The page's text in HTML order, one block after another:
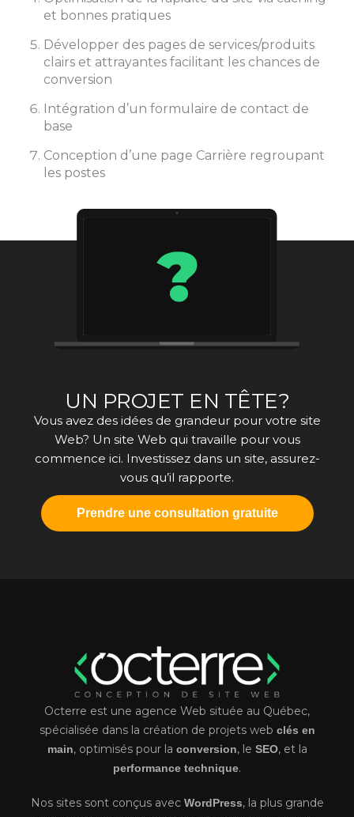
et bonnes pratiques
Développer des pages de services/produits
clairs et attrayantes facilitant les chances de
conversion
Intégration d’un formulaire de contact de
base
Conception d’une page Carrière regroupant
les postes
UN PROJET EN TÊTE?
Vous avez des idées de grandeur pour votre site
Web? Un site Web qui travaille pour vous
commence ici. Investissez dans un site, assurez-
vous qu’il rapporte.
Prendre une consultation gratuite
Octerre est une agence Web située au Québec,
spécialisée dans la création de projets web clés en
main, optimisés pour la conversion, le SEO, et la
performance technique.
Nos sites sont conçus avec WordPress, la plus grande